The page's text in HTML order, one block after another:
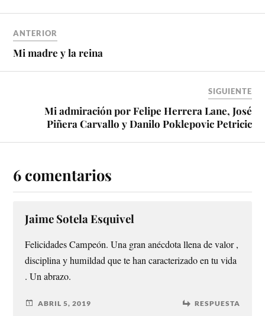
ANTERIOR
Mi madre y la reina
SIGUIENTE
Mi admiración por Felipe Herrera Lane, José
Piñera Carvallo y Danilo Poklepovic Petricic
6 comentarios
Jaime Sotela Esquivel
Felicidades Campeón. Una gran anécdota llena de valor ,
disciplina y humildad que te han caracterizado en tu vida
. Un abrazo.
ABRIL 5, 2019 RESPUESTA